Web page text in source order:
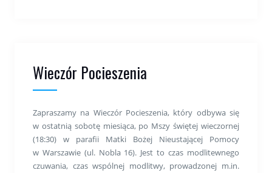
Wieczór Pocieszenia
Zapraszamy na Wieczór Pocieszenia, który odbywa się
w ostatnią sobotę miesiąca, po Mszy świętej wieczornej
(18:30) w parafii Matki Bożej Nieustającej Pomocy
w Warszawie (ul. Nobla 16). Jest to czas modlitewnego
czuwania, czas wspólnej modlitwy, prowadzonej m.in.